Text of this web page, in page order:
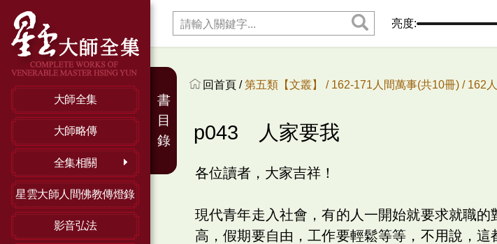
大師全集
大師略傳
全集相關
星雲大師人間佛教傳燈錄
影音弘法
亮度:
回首頁 /第五類【文叢】 / 162-171人間萬事(共10冊) / 162
p043 人家要我
各位讀者，大家吉祥！
現代青年走入社會，有的人一開始就要求就職
高，假期要自由，工作要輕鬆等等，不用說，
書
目
錄